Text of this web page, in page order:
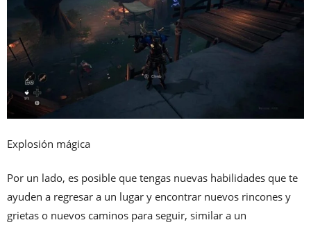
Explosión mágica
Por un lado, es posible que tengas nuevas habilidades que te
ayuden a regresar a un lugar y encontrar nuevos rincones y
grietas o nuevos caminos para seguir, similar a un